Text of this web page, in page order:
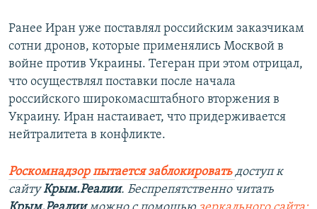
Ранее Иран уже поставлял российским заказчикам
сотни дронов, которые применялись Москвой в
войне против Украины. Тегеран при этом отрицал,
что осуществлял поставки после начала
российского широкомасштабного вторжения в
Украину. Иран настаивает, что придерживается
нейтралитета в конфликте.
Роскомнадзор пытается заблокировать доступ к
сайтуКрым.Реалии. Беспрепятственно читать